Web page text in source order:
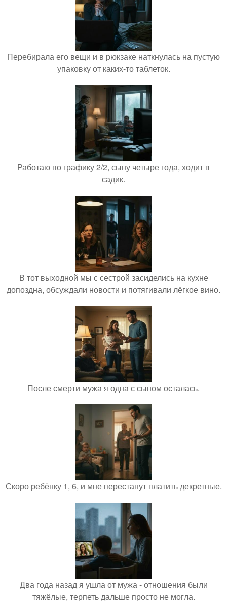
Перебирала его вещи и в рюкзаке наткнулась на пустую
упаковку от каких-то таблеток.
Работаю по графику 2/2, сыну четыре года, ходит в
садик.
В тот выходной мы с сестрой засиделись на кухне
допоздна, обсуждали новости и потягивали лёгкое вино.
После смерти мужа я одна с сыном осталась.
Скоро ребёнку 1, 6, и мне перестанут платить декретные.
Два года назад я ушла от мужа - отношения были
тяжёлые, терпеть дальше просто не могла.